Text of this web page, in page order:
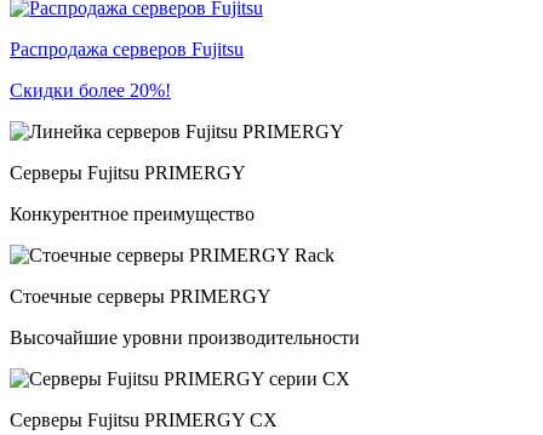
Распродажа серверов Fujitsu
Скидки более 20%!
Серверы Fujitsu PRIMERGY
Конкурентное преимущество
Стоечные серверы PRIMERGY
Высочайшие уровни производительности
Серверы Fujitsu PRIMERGY CX